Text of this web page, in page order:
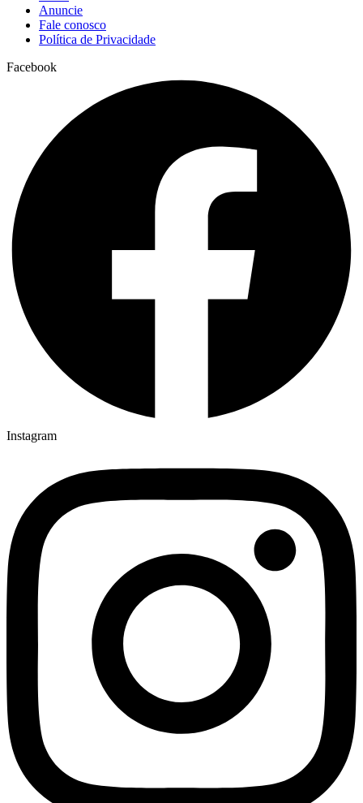
Anuncie
Fale conosco
Política de Privacidade
Facebook
Instagram